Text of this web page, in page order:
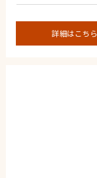
詳細はこちら